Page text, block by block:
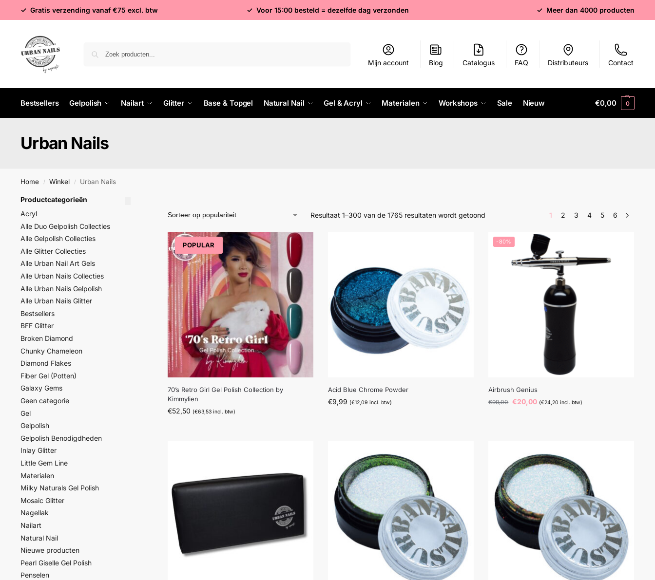
✓ Gratis verzending vanaf €75 excl. btw ✓ Voor 15:00 besteld = dezelfde dag verzonden ✓ Meer dan 4000 producten
Mijn account Blog Catalogus FAQ Distributeurs Contact
Bestsellers Gelpolish Nailart Glitter Base & Topgel Natural Nail Gel & Acryl Materialen Workshops Sale Nieuw €0,00 0
Urban Nails
Home / Winkel / Urban Nails
Resultaat 1–300 van de 1765 resultaten wordt getoond 1 2 3 4 5 6
70’s Retro Girl Gel Polish Collection by
Kimmylien
POPULAR
€52,50 (€63,53 incl. btw)
Acid Blue Chrome Powder
€9,99 (€12,09 incl. btw)
-80%
Airbrush Genius
€99,00 €20,00 (€24,20 incl. btw)
Productcategorieën
Acryl
Alle Duo Gelpolish Collecties
Alle Gelpolish Collecties
Alle Glitter Collecties
Alle Urban Nail Art Gels
Alle Urban Nails Collecties
Alle Urban Nails Gelpolish
Alle Urban Nails Glitter
Bestsellers
BFF Glitter
Broken Diamond
Chunky Chameleon
Diamond Flakes
Fiber Gel (Potten)
Galaxy Gems
Geen categorie
Gel
Gelpolish
Gelpolish Benodigdheden
Inlay Glitter
Little Gem Line
Materialen
Milky Naturals Gel Polish
Mosaic Glitter
Nagellak
Nailart
Natural Nail
Nieuwe producten
Pearl Giselle Gel Polish
Penselen